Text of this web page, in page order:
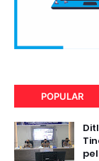
POPULAR